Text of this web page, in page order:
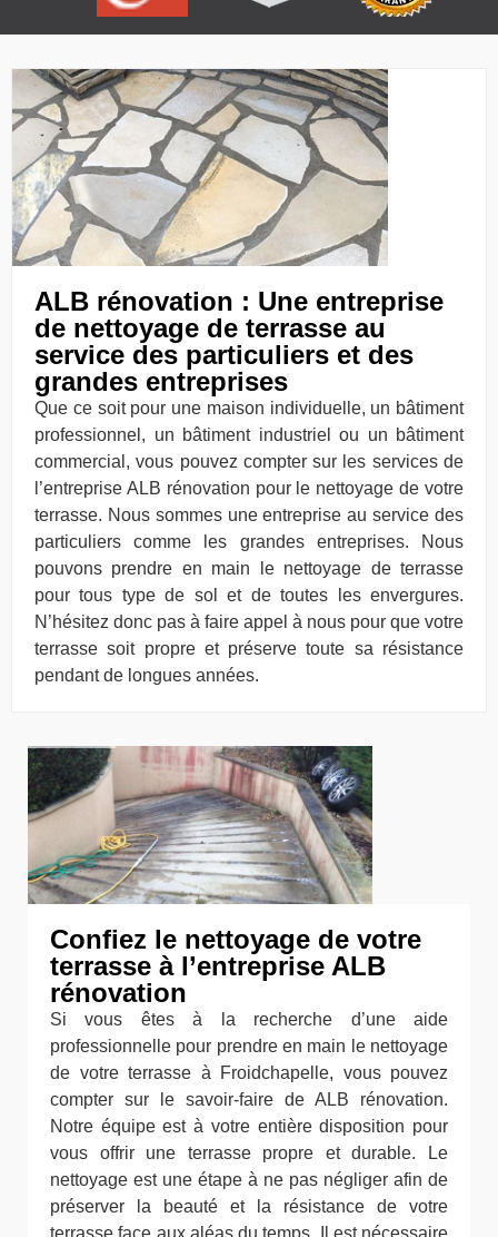
ALB rénovation : Une entreprise
de nettoyage de terrasse au
service des particuliers et des
grandes entreprises
Que ce soit pour une maison individuelle, un bâtiment
professionnel, un bâtiment industriel ou un bâtiment
commercial, vous pouvez compter sur les services de
l’entreprise ALB rénovation pour le nettoyage de votre
terrasse. Nous sommes une entreprise au service des
particuliers comme les grandes entreprises. Nous
pouvons prendre en main le nettoyage de terrasse
pour tous type de sol et de toutes les envergures.
N’hésitez donc pas à faire appel à nous pour que votre
terrasse soit propre et préserve toute sa résistance
pendant de longues années.
Confiez le nettoyage de votre
terrasse à l’entreprise ALB
rénovation
Si vous êtes à la recherche d’une aide
professionnelle pour prendre en main le nettoyage
de votre terrasse à Froidchapelle, vous pouvez
compter sur le savoir-faire de ALB rénovation.
Notre équipe est à votre entière disposition pour
vous offrir une terrasse propre et durable. Le
nettoyage est une étape à ne pas négliger afin de
préserver la beauté et la résistance de votre
terrasse face aux aléas du temps. Il est nécessaire